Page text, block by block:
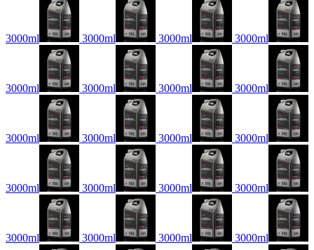
3000ml 3000ml 3000ml 3000ml
3000ml 3000ml 3000ml 3000ml
3000ml 3000ml 3000ml 3000ml
3000ml 3000ml 3000ml 3000ml
3000ml 3000ml 3000ml 3000ml